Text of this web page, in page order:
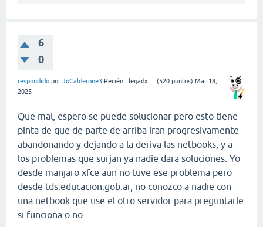
6
0
respondido por JoCalderone3 Recién Llegadx.... (520 puntos) Mar 18,
2025
Que mal, espero se puede solucionar pero esto tiene
pinta de que de parte de arriba iran progresivamente
abandonando y dejando a la deriva las netbooks, y a
los problemas que surjan ya nadie dara soluciones. Yo
desde manjaro xfce aun no tuve ese problema pero
desde tds.educacion.gob.ar, no conozco a nadie con
una netbook que use el otro servidor para preguntarle
si funciona o no.